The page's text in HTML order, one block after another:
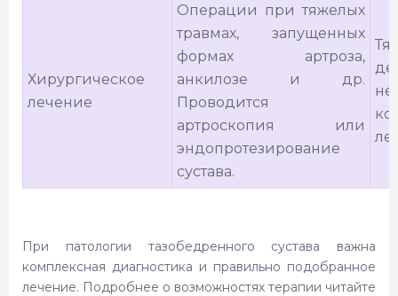
Хирургическое
лечение
Операции при тяжелых
травмах, запущенных
формах артроза,
анкилозе и др.
Проводится
артроскопия или
эндопротезирование
сустава.
При патологии тазобедренного сустава важна
комплексная диагностика и правильно подобранное
лечение. Подробнее о возможностях терапии читайте